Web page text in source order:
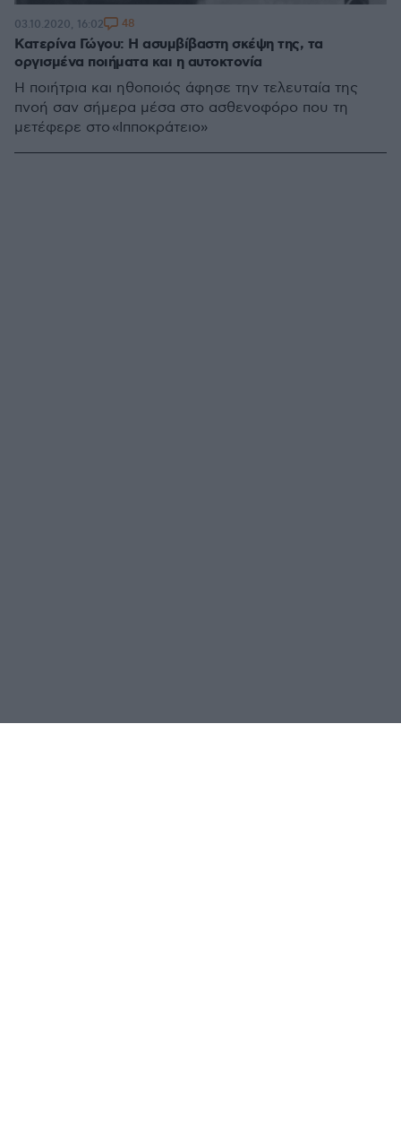
Κατερίνα Γώγου: Η ασυμβίβαστη σκέψη της, τα
οργισμένα ποιήματα και η αυτοκτονία
H ποιήτρια και ηθοποιός άφησε την τελευταία της
πνοή σαν σήμερα μέσα στο ασθενοφόρο που τη
μετέφερε στο «Ιπποκράτειο»
03.10.2020, 16:02 48